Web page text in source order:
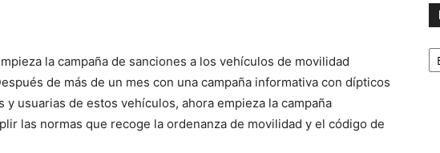
la campaña de sanciones a los vehículos de movilidad
de más de un mes con una campaña informativa con dípticos
y usuarias de estos vehículos, ahora empieza la campaña
las normas que recoge la ordenanza de movilidad y el código de